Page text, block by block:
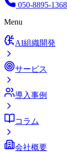
050-8895-1368
Menu
AI組織開発
サービス
導入事例
コラム
会社概要